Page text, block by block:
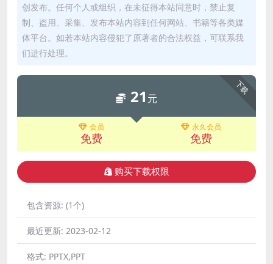
创发布。任何个人或组织，在未征得本站同意时，禁止复
制、盗用、采集、发布本站内容到任何网站、书籍等各类媒
体平台。如若本站内容侵犯了原著者的合法权益，可联系我
们进行处理。
下载
21 元
会员
免费
永久会员
免费
购买下载权限
包含资源: (1个)
最近更新: 2023-02-12
格式: PPTX,PPT